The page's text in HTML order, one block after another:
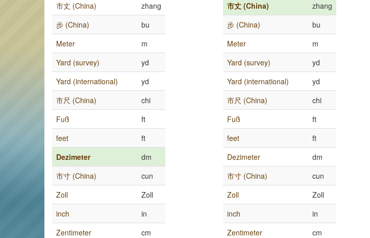
市丈 (China)
zhang
步 (China)
bu
Meter
m
Yard (survey)
yd
Yard (international)
yd
市尺 (China)
chi
Fuß
ft
feet
ft
Dezimeter
dm
市寸 (China)
cun
Zoll
Zoll
inch
in
Zentimeter
cm
市丈 (China)
zhang
步 (China)
bu
Meter
m
Yard (survey)
yd
Yard (international)
yd
市尺 (China)
chi
Fuß
ft
feet
ft
Dezimeter
dm
市寸 (China)
cun
Zoll
Zoll
inch
in
Zentimeter
cm